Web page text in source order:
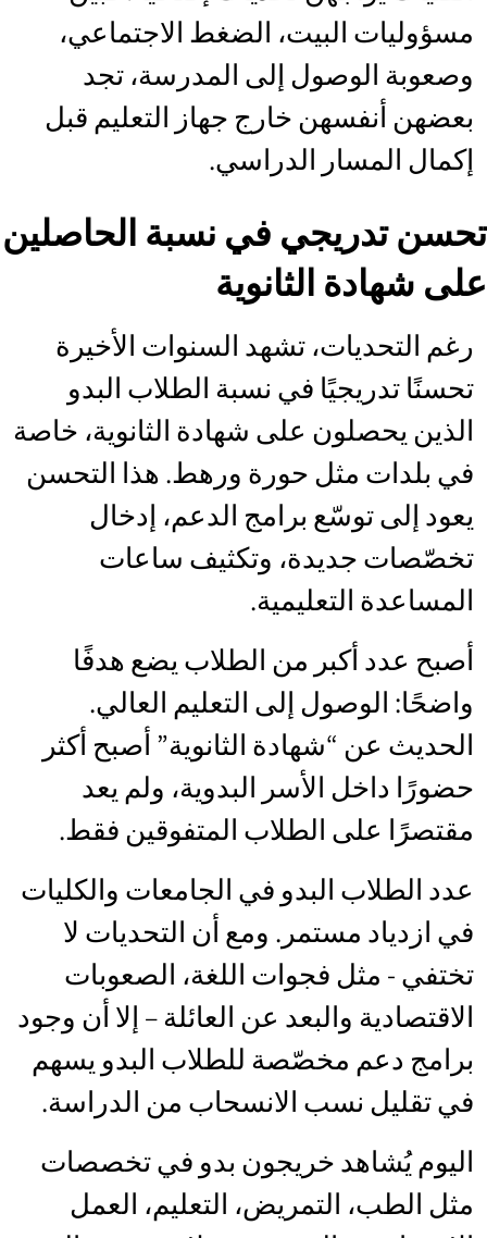
مسؤوليات البيت، الضغط الاجتماعي،
وصعوبة الوصول إلى المدرسة، تجد
بعضهن أنفسهن خارج جهاز التعليم قبل
إكمال المسار الدراسي.
تحسن تدريجي في نسبة الحاصلين
على شهادة الثانوية
رغم التحديات، تشهد السنوات الأخيرة
تحسنًا تدريجيًا في نسبة الطلاب البدو
الذين يحصلون على شهادة الثانوية، خاصة
في بلدات مثل حورة ورهط. هذا التحسن
يعود إلى توسّع برامج الدعم، إدخال
تخصّصات جديدة، وتكثيف ساعات
المساعدة التعليمية.
أصبح عدد أكبر من الطلاب يضع هدفًا
واضحًا: الوصول إلى التعليم العالي.
الحديث عن “شهادة الثانوية” أصبح أكثر
حضورًا داخل الأسر البدوية، ولم يعد
مقتصرًا على الطلاب المتفوقين فقط.
عدد الطلاب البدو في الجامعات والكليات
في ازدياد مستمر. ومع أن التحديات لا
تختفي - مثل فجوات اللغة، الصعوبات
الاقتصادية والبعد عن العائلة – إلا أن وجود
برامج دعم مخصّصة للطلاب البدو يسهم
في تقليل نسب الانسحاب من الدراسة.
اليوم يُشاهد خريجون بدو في تخصصات
مثل الطب، التمريض، التعليم، العمل